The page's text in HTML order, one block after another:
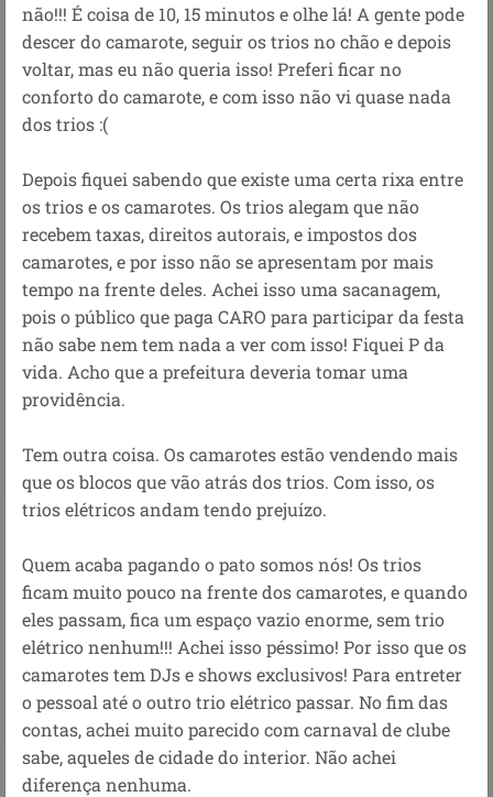
não!!! É coisa de 10, 15 minutos e olhe lá! A gente pode
descer do camarote, seguir os trios no chão e depois
voltar, mas eu não queria isso! Preferi ficar no
conforto do camarote, e com isso não vi quase nada
dos trios :(
Depois fiquei sabendo que existe uma certa rixa entre
os trios e os camarotes. Os trios alegam que não
recebem taxas, direitos autorais, e impostos dos
camarotes, e por isso não se apresentam por mais
tempo na frente deles. Achei isso uma sacanagem,
pois o público que paga CARO para participar da festa
não sabe nem tem nada a ver com isso! Fiquei P da
vida. Acho que a prefeitura deveria tomar uma
providência.
Tem outra coisa. Os camarotes estão vendendo mais
que os blocos que vão atrás dos trios. Com isso, os
trios elétricos andam tendo prejuízo.
Quem acaba pagando o pato somos nós! Os trios
ficam muito pouco na frente dos camarotes, e quando
eles passam, fica um espaço vazio enorme, sem trio
elétrico nenhum!!! Achei isso péssimo! Por isso que os
camarotes tem DJs e shows exclusivos! Para entreter
o pessoal até o outro trio elétrico passar. No fim das
contas, achei muito parecido com carnaval de clube
sabe, aqueles de cidade do interior. Não achei
diferença nenhuma.